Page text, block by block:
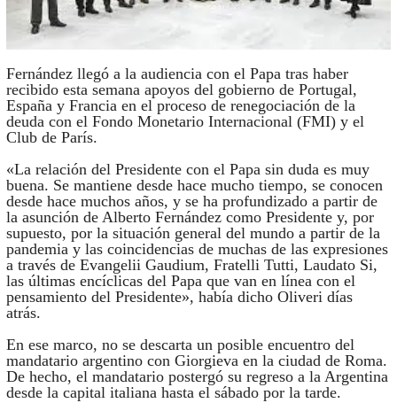
Fernández llegó a la audiencia con el Papa tras haber
recibido esta semana apoyos del gobierno de Portugal,
España y Francia en el proceso de renegociación de la
deuda con el Fondo Monetario Internacional (FMI) y el
Club de París.
«La relación del Presidente con el Papa sin duda es muy
buena. Se mantiene desde hace mucho tiempo, se conocen
desde hace muchos años, y se ha profundizado a partir de
la asunción de Alberto Fernández como Presidente y, por
supuesto, por la situación general del mundo a partir de la
pandemia y las coincidencias de muchas de las expresiones
a través de Evangelii Gaudium, Fratelli Tutti, Laudato Si,
las últimas encíclicas del Papa que van en línea con el
pensamiento del Presidente», había dicho Oliveri días
atrás.
En ese marco, no se descarta un posible encuentro del
mandatario argentino con Giorgieva en la ciudad de Roma.
De hecho, el mandatario postergó su regreso a la Argentina
desde la capital italiana hasta el sábado por la tarde.